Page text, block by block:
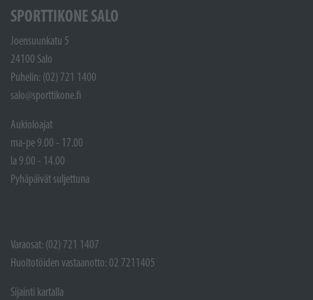
SPORTTIKONE SALO
Joensuunkatu 5
24100 Salo
Puhelin: (02) 721 1400
salo@sporttikone.fi
Aukioloajat
ma-pe 9.00 - 17.00
la 9.00 - 14.00
Pyhäpäivät suljettuna
Varaosat: (02) 721 1407
Huoltotöiden vastaanotto: 02 7211405
Sijainti kartalla